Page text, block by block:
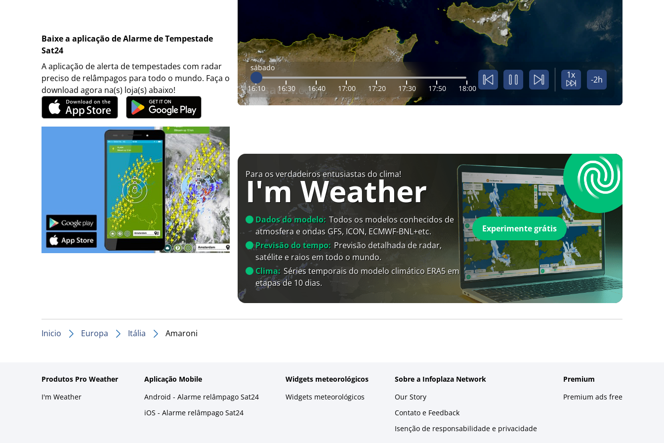
Baixe a aplicação de Alarme de Tempestade
Sat24
A aplicação de alerta de tempestades com radar
preciso de relâmpagos para todo o mundo. Faça o
download agora na(s) loja(s) abaixo!
sábado
16:10 16:30 16:40 17:00 17:20 17:30 17:50 18:00
1x -2h
Para os verdadeiros entusiastas do clima!
I'm Weather
Dados do modelo: Todos os modelos conhecidos de
atmosfera e ondas GFS, ICON, ECMWF-BNL+etc.
Previsão do tempo: Previsão detalhada de radar,
satélite e raios em todo o mundo.
Clima: Séries temporais do modelo climático ERA5 em
etapas de 10 dias.
Experimente grátis
Inicio Europa Itália Amaroni
Produtos Pro Weather
I'm Weather
Aplicação Mobile
Android - Alarme relâmpago Sat24
iOS - Alarme relâmpago Sat24
Widgets meteorológicos
Widgets meteorológicos
Sobre a Infoplaza Network
Our Story
Contato e Feedback
Isenção de responsabilidade e privacidade
Premium
Premium ads free